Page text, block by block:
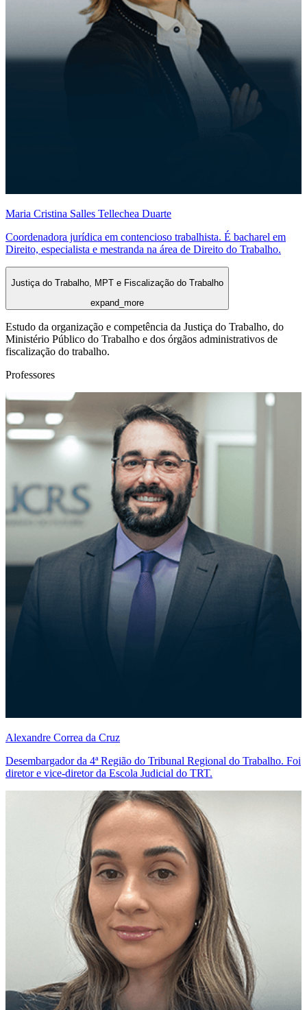
Maria Cristina Salles Tellechea Duarte
Coordenadora jurídica em contencioso trabalhista. É bacharel em
Direito, especialista e mestranda na área de Direito do Trabalho.
Justiça do Trabalho, MPT e Fiscalização do Trabalho
expand_more
Estudo da organização e competência da Justiça do Trabalho, do
Ministério Público do Trabalho e dos órgãos administrativos de
fiscalização do trabalho.
Professores
Alexandre Correa da Cruz
Desembargador da 4ª Região do Tribunal Regional do Trabalho. Foi
diretor e vice-diretor da Escola Judicial do TRT.